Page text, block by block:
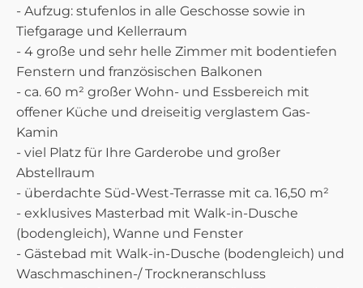
- Aufzug: stufenlos in alle Geschosse sowie in
Tiefgarage und Kellerraum
- 4 große und sehr helle Zimmer mit bodentiefen
Fenstern und französischen Balkonen
- ca. 60 m² großer Wohn- und Essbereich mit
offener Küche und dreiseitig verglastem Gas-
Kamin
- viel Platz für Ihre Garderobe und großer
Abstellraum
- überdachte Süd-West-Terrasse mit ca. 16,50 m²
- exklusives Masterbad mit Walk-in-Dusche
(bodengleich), Wanne und Fenster
- Gästebad mit Walk-in-Dusche (bodengleich) und
Waschmaschinen-/ Trockneranschluss